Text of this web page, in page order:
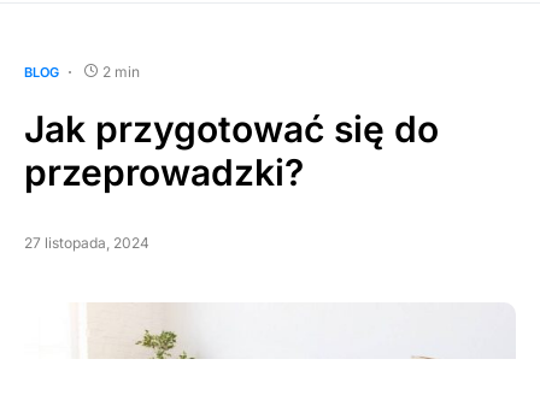
BLOG 2 min
Jak przygotować się do
przeprowadzki?
27 listopada, 2024